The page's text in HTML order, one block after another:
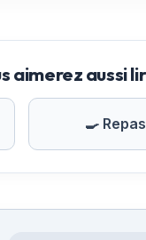
aimerez aussi
🍳